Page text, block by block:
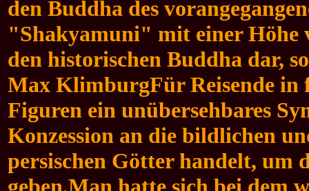
den Buddha des
"Shakyamuni" mit einer Höhe
den historischen Buddha dar,
Max KlimburgFür Reisende in
Figuren ein unübersehbares
Konzession an die bildlichen
persischen Götter handelt, um